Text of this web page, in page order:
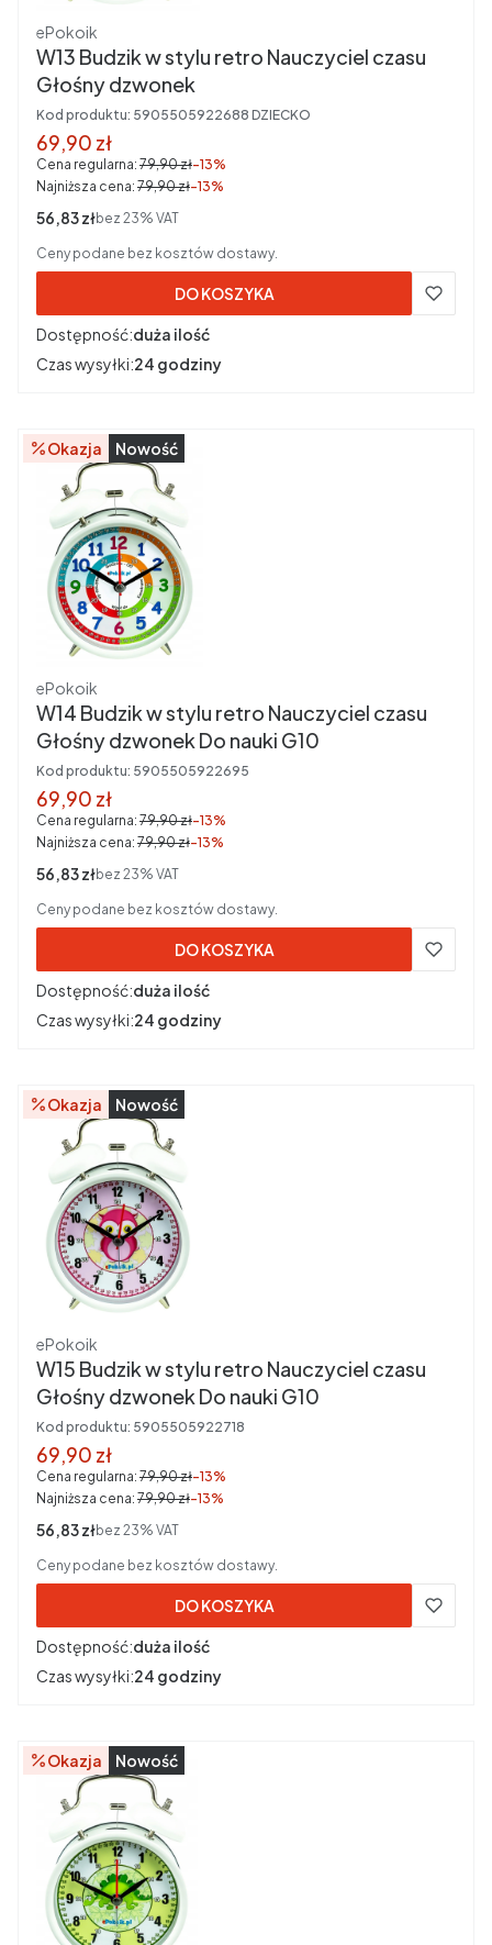
Producent
ePokoik
W13 Budzik w stylu retro Nauczyciel czasu
Głośny dzwonek
Kod produktu: 5905505922688 DZIECKO
Cena promocyjna brutto
69,90 zł
Cena regularna: 79,90 zł-13%
Najniższa cena: 79,90 zł-13%
Cena netto
56,83 złbez 23% VAT
Ceny podane bez kosztów dostawy.
DO KOSZYKA
Dostępność:duża ilość
Czas wysyłki:24 godziny
Okazja Nowość
Producent
ePokoik
W14 Budzik w stylu retro Nauczyciel czasu
Głośny dzwonek Do nauki G10
Kod produktu: 5905505922695
Cena promocyjna brutto
69,90 zł
Cena regularna: 79,90 zł-13%
Najniższa cena: 79,90 zł-13%
Cena netto
56,83 złbez 23% VAT
Ceny podane bez kosztów dostawy.
DO KOSZYKA
Dostępność:duża ilość
Czas wysyłki:24 godziny
Okazja Nowość
Producent
ePokoik
W15 Budzik w stylu retro Nauczyciel czasu
Głośny dzwonek Do nauki G10
Kod produktu: 5905505922718
Cena promocyjna brutto
69,90 zł
Cena regularna: 79,90 zł-13%
Najniższa cena: 79,90 zł-13%
Cena netto
56,83 złbez 23% VAT
Ceny podane bez kosztów dostawy.
DO KOSZYKA
Dostępność:duża ilość
Czas wysyłki:24 godziny
Okazja Nowość